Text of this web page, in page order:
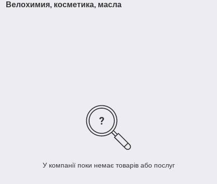
Велохимия, косметика, масла
У компанії поки немає товарів або послуг